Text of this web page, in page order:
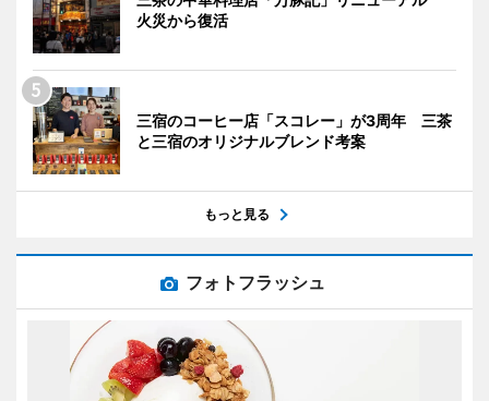
火災から復活
三宿のコーヒー店「スコレー」が3周年 三茶
と三宿のオリジナルブレンド考案
もっと見る
フォトフラッシュ